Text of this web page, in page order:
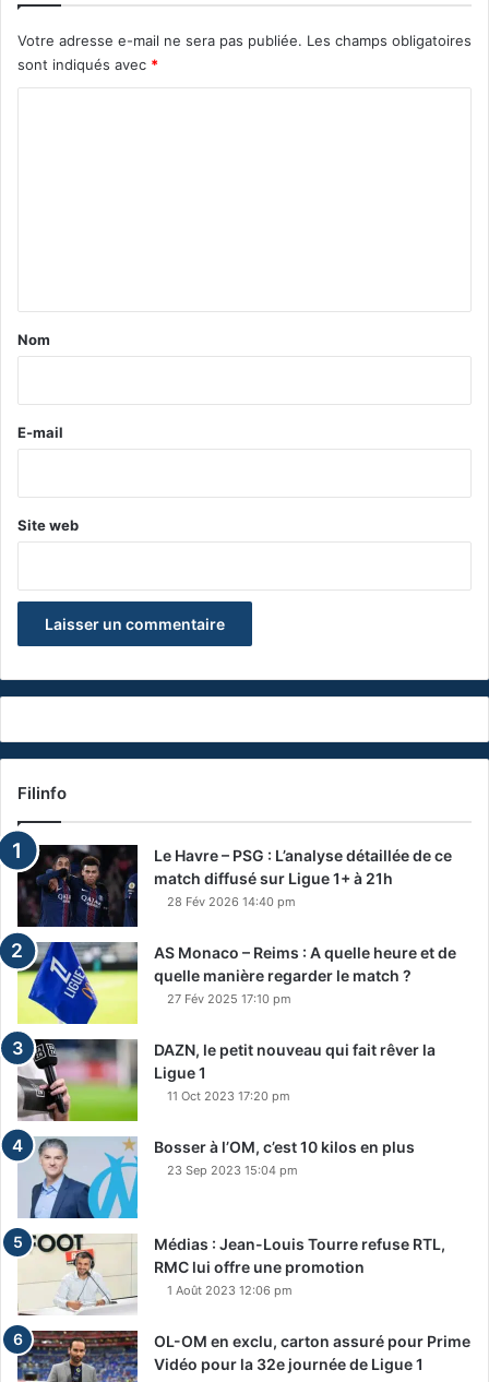
Votre adresse e-mail ne sera pas publiée. Les champs obligatoires
sont indiqués avec *
a
e
Nom
E-mail
Site web
Filinfo
Le Havre – PSG : L’analyse détaillée de ce
match diffusé sur Ligue 1+ à 21h
28 Fév 2026 14:40 pm
AS Monaco – Reims : A quelle heure et de
quelle manière regarder le match ?
27 Fév 2025 17:10 pm
DAZN, le petit nouveau qui fait rêver la
Ligue 1
11 Oct 2023 17:20 pm
Bosser à l’OM, c’est 10 kilos en plus
23 Sep 2023 15:04 pm
Médias : Jean-Louis Tourre refuse RTL,
RMC lui offre une promotion
1 Août 2023 12:06 pm
OL-OM en exclu, carton assuré pour Prime
Vidéo pour la 32e journée de Ligue 1